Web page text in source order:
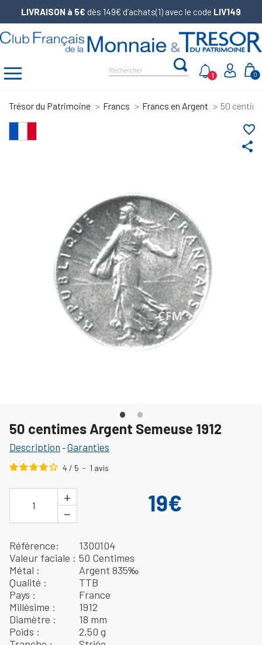
LIVRAISON à 5€ dès 149€ d’achats(1) avec le code LIV149
0
1
Trésor du Patrimoine Francs Francs en Argent 50
share
favorite_border
50 centimes Argent Semeuse 1912
Description -Garanties
4 / 5 - 1 avis
1
+
−
19€
Référence
1300104
Valeur faciale
50 Centimes
Métal
Argent 835‰
Qualité
TTB
Pays
France
Millésime
1912
Diamètre
18 mm
Poids
2,50 g